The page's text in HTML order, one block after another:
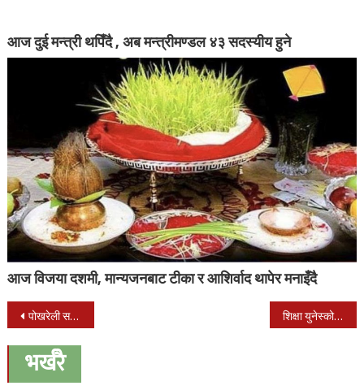
आज दुई मन्त्री थपिँदै , अब मन्त्रीमण्डल ४३ सदस्यीय हुने
आज विजया दशमी, मान्यजनबाट टीका र आशिर्वाद थापेर मनाइँदै
Post
navigation
पोखरेली समाजको अध्यक्षमा अछरी पोखरेल शिक्षा युनेस्को क्लबद्धारा शैक्षिक सामग्री बितरण
भर्खरै